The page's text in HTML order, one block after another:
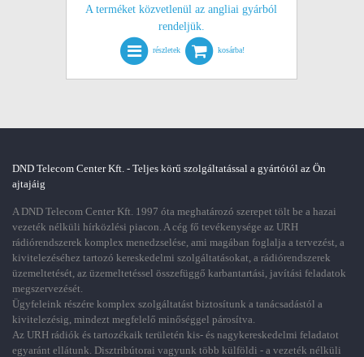
A terméket közvetlenül az angliai gyárból
rendeljük.
részletek kosárba!
DND Telecom Center Kft. - Teljes körű szolgáltatással a gyártótól az Ön
ajtajáig
A DND Telecom Center Kft. 1997 óta meghatározó szerepet tölt be a hazai
vezeték nélküli hírközlési piacon. A cég fő tevékenysége az URH
rádiórendszerek komplex menedzselése, ami magában foglalja a tervezést, a
kivitelezéséhez tartozó kereskedelmi szolgáltatásokat, a rádiórendszerek
üzemeltetését, az üzemeltetéssel összefüggő karbantartási, javítási feladatok
megszervezését.
Ügyfeleink részére komplex szolgáltatást biztosítunk a tanácsadástól a
kivitelezésig, mindezt megfelelő minőséggel párosítva.
Az URH rádiók és tartozékaik területén kis- és nagykereskedelmi feladatot
egyaránt ellátunk. Disztribútorai vagyunk több külföldi - a vezeték nélküli